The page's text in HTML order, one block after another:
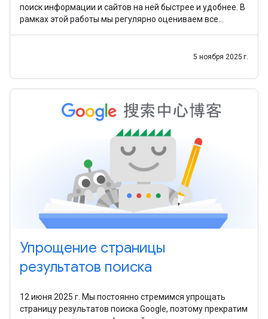
поиск информации и сайтов на ней быстрее и удобнее. В
рамках этой работы мы регулярно оцениваем все
5 ноября 2025 г.
Упрощение страницы
результатов поиска
12 июня 2025 г. Мы постоянно стремимся упрощать
страницу результатов поиска Google, поэтому прекратим